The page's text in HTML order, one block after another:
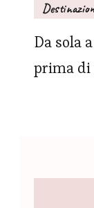
Da sola
prima